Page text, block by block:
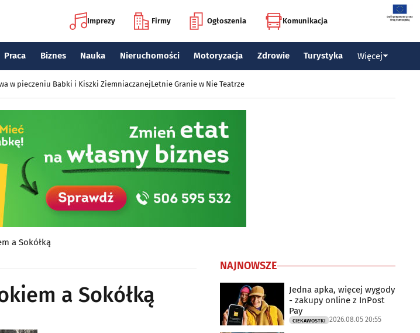
Imprezy Firmy Ogłoszenia Komunikacja
Praca Biznes Nauka Nieruchomości Motoryzacja Zdrowie Turystyka Więcej
w pieczeniu Babki i Kiszki ZiemniaczanejLetnie Granie w Nie Teatrze
a Sokółką
a Sokółką
NAJNOWSZE
Jedna apka, więcej wygody
- zakupy online z InPost
Pay
CIEKAWOSTKI 2026.08.05 20:55